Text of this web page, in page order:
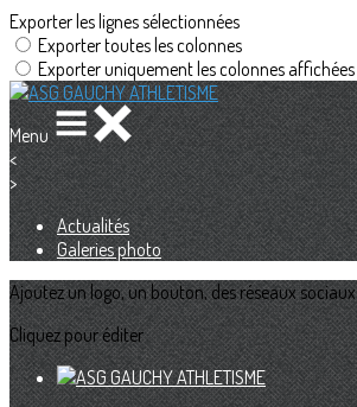
Exporter les lignes sélectionnées
Exporter toutes les colonnes
Exporter uniquement les colonnes affichées
Menu
<
>
Actualités
Galeries photo
Ajoutez un logo, un bouton, des réseaux sociaux
Cliquez pour éditer